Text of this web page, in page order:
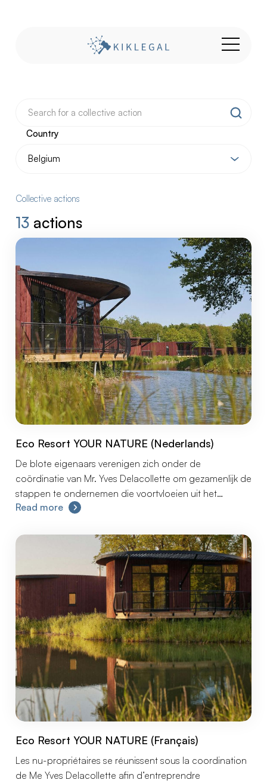
Country
Collective actions
13 actions
Our
actions
Eco Resort YOUR NATURE (Nederlands)
De blote eigenaars verenigen zich onder de
coördinatie van Mr. Yves Delacollette om gezamenlijk de
stappen te ondernemen die voortvloeien uit het
faillissement van YOUR NATURE en de aankondiging van
met betrekking tot PERONNES INVEST.
Read more
Eco Resort YOUR NATURE (Français)
Les nu-propriétaires se réunissent sous la coordination
de Me Yves Delacollette afin d’entreprendre